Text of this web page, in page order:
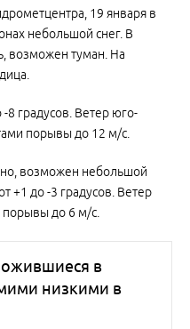
19 января в
небольшой снег. В
возможен туман. На
8 градусов. Ветер юго-
порывы до 12 м/с.
возможен небольшой
+1 до -3 градусов. Ветер
до 6 м/с.
в
низкими в